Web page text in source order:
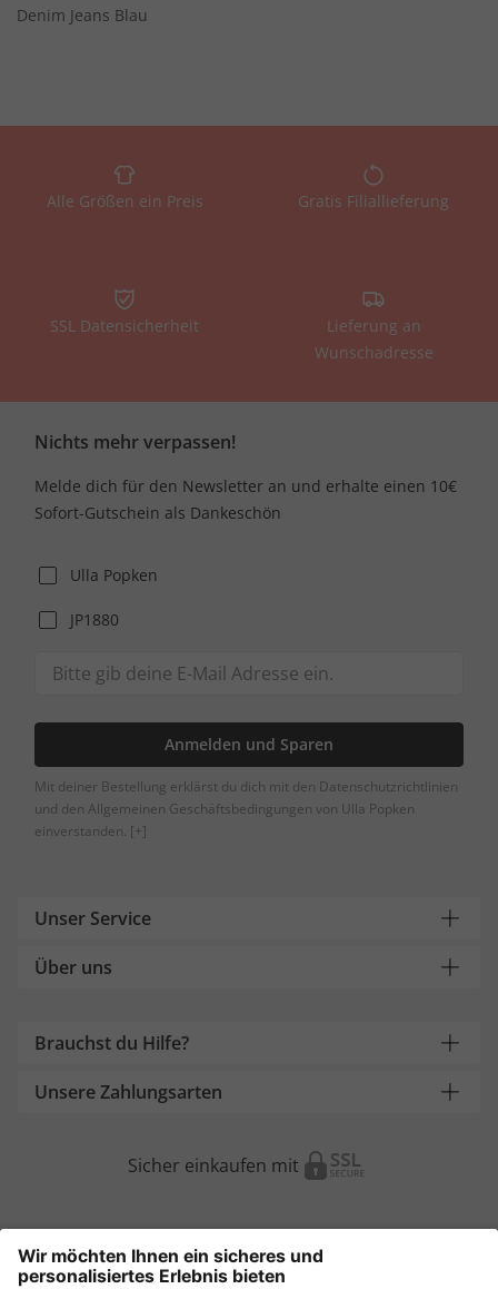
Denim Jeans Blau
Alle Größen ein Preis Gratis Filiallieferung
SSL Datensicherheit
Lieferung an
Wunschadresse
Nichts mehr verpassen!
Melde dich für den Newsletter an und erhalte einen 10€
Sofort-Gutschein als Dankeschön
Ulla Popken
JP1880
Anmelden und Sparen
Mit deiner Bestellung erklärst du dich mit den Datenschutzrichtlinien
und den Allgemeinen Geschäftsbedingungen von Ulla Popken
einverstanden. [+]
Unser Service
Über uns
Brauchst du Hilfe?
Unsere Zahlungsarten
Sicher einkaufen mit
Weitere Onlineshops